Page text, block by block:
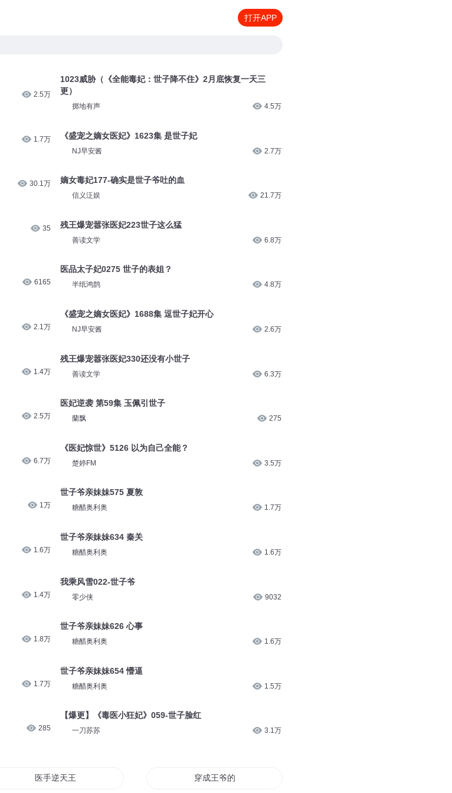
打开APP
2.5万
1.7万
30.1万
35
6165
2.1万
1.4万
2.5万
6.7万
1万
1.6万
1.4万
1.8万
1.7万
285
1023威胁（《全能毒妃：世子降不住》2月底恢复一天三
更）
掷地有声 4.5万
《盛宠之嫡女医妃》1623集 是世子妃
NJ早安酱 2.7万
嫡女毒妃177-确实是世子爷吐的血
信义泛娱 21.7万
残王爆宠嚣张医妃223世子这么猛
善读文学 6.8万
医品太子妃0275 世子的表姐？
半纸鸿鹊 4.8万
《盛宠之嫡女医妃》1688集 逗世子妃开心
NJ早安酱 2.6万
残王爆宠嚣张医妃330还没有小世子
善读文学 6.3万
医妃逆袭 第59集 玉佩引世子
蘭飘 275
《医妃惊世》5126 以为自己全能？
楚婷FM 3.5万
世子爷亲妹妹575 夏敦
糖醋奥利奥 1.7万
世子爷亲妹妹634 秦关
糖醋奥利奥 1.6万
我乘风雪022-世子爷
零少侠 9032
世子爷亲妹妹626 心事
糖醋奥利奥 1.6万
世子爷亲妹妹654 懵逼
糖醋奥利奥 1.5万
【爆更】《毒医小狂妃》059-世子脸红
一刀苏苏 3.1万
医手逆天王爷毒吻小医妃 穿成王爷的神医小甜妻